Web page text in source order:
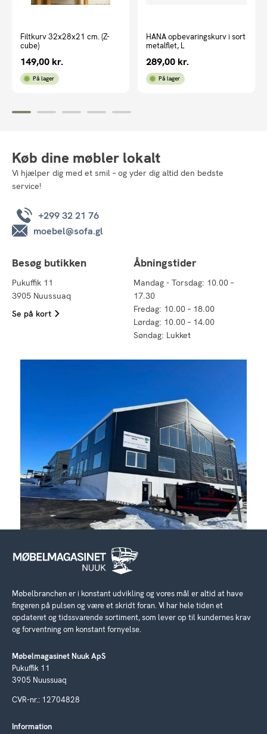
Filtkurv 32x28x21 cm. (Z-
cube)
149,00 kr.
På lager
HANA opbevaringskurv i sort
metalflet, L
289,00 kr.
På lager
Køb dine møbler lokalt
Vi hjælper dig med et smil – og yder dig altid den bedste
service!
+299 32 21 76
moebel@sofa.gl
Besøg butikken
Pukuffik 11
3905 Nuussuaq
Se på kort
Åbningstider
Mandag - Torsdag: 10.00 –
17.30
Fredag: 10.00 – 18.00
Lørdag: 10.00 – 14.00
Søndag: Lukket
Møbelbranchen er i konstant udvikling og vores mål er altid at have
fingeren på pulsen og være et skridt foran. Vi har hele tiden et
opdateret og tidssvarende sortiment, som lever op til kundernes krav
og forventning om konstant fornyelse.
Møbelmagasinet Nuuk ApS
Pukuffik 11
3905 Nuussuaq
CVR-nr.: 12704828
Information